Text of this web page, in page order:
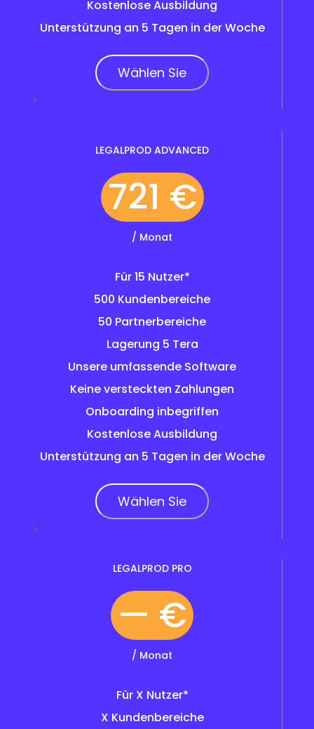
Kostenlose Ausbildung
Unterstützung an 5 Tagen in der Woche
Wählen Sie
>
LEGALPROD ADVANCED
721 €
/ Monat
Für 15 Nutzer*
500 Kundenbereiche
50 Partnerbereiche
Lagerung 5 Tera
Unsere umfassende Software
Keine versteckten Zahlungen
Onboarding inbegriffen
Kostenlose Ausbildung
Unterstützung an 5 Tagen in der Woche
Wählen Sie
>
LEGALPROD PRO
— €
/ Monat
Für X Nutzer*
X Kundenbereiche